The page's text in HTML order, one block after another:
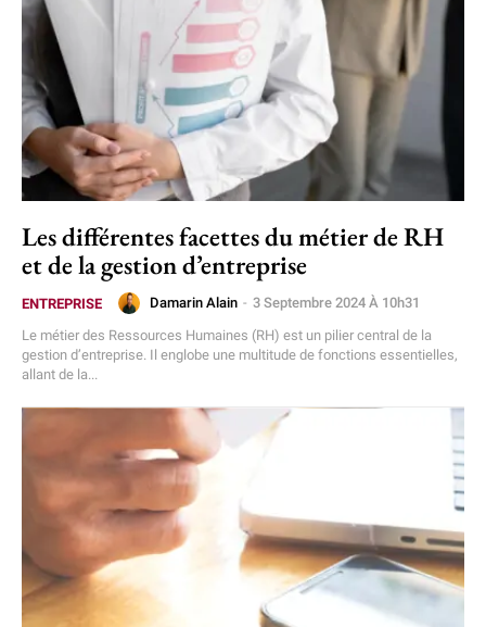
Les différentes facettes du métier de RH
et de la gestion d’entreprise
ENTREPRISE Damarin Alain - 3 Septembre 2024 À 10h31
Le métier des Ressources Humaines (RH) est un pilier central de la
gestion d’entreprise. Il englobe une multitude de fonctions essentielles,
allant de la...